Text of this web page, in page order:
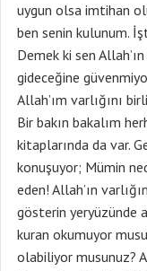
uygun olsa imtihan
ben senin kulunum.
Demek ki sen
gideceğine
Allah’ım varlığını
Bir bakın bakalım
kitaplarında da var.
konuşuyor; Mümin
eden! Allah’ın
gösterin yeryüzünde
kuran okumuyor
olabiliyor musunuz?